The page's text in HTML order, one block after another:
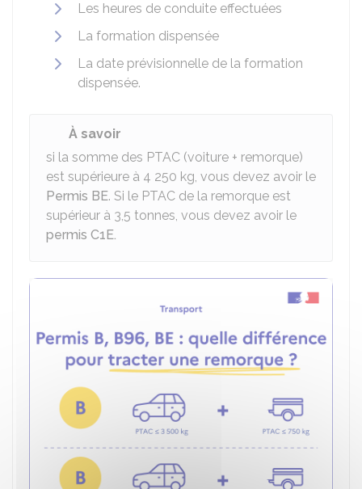
Les heures de conduite effectuées
La formation dispensée
La date prévisionnelle de la formation
dispensée.
À savoir
si la somme des PTAC (voiture + remorque)
est supérieure à 4 250 kg, vous devez avoir le
Permis BE. Si le PTAC de la remorque est
supérieur à 3,5 tonnes, vous devez avoir le
permis C1E.